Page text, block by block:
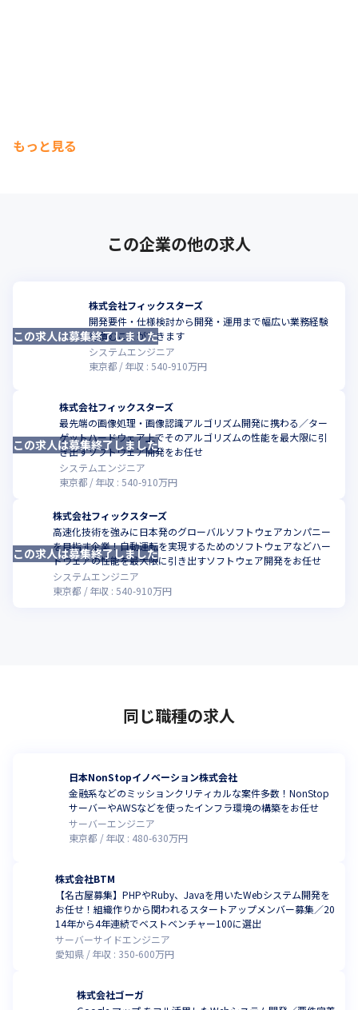
もっと見る
この企業の他の求人
株式会社フィックスターズ
開発要件・仕様検討から開発・運用まで幅広い業務経験
を積むことができます
システムエンジニア
東京都
年収 :540-910万円
この求人は募集終了しました
株式会社フィックスターズ
最先端の画像処理・画像認識アルゴリズム開発に携わる／ター
ゲットハードウェア上でそのアルゴリズムの性能を最大限に引
き出すソフトウェア開発をお任せ
システムエンジニア
東京都
年収 :540-910万円
この求人は募集終了しました
株式会社フィックスターズ
高速化技術を強みに日本発のグローバルソフトウェアカンパニー
を目指す企業！自動運転を実現するためのソフトウェアなどハー
ドウェアの性能を最大限に引き出すソフトウェア開発をお任せ
システムエンジニア
東京都
年収 :540-910万円
この求人は募集終了しました
同じ職種の求人
日本NonStopイノベーション株式会社
金融系などのミッションクリティカルな案件多数！NonStop
サーバーやAWSなどを使ったインフラ環境の構築をお任せ
サーバーエンジニア
東京都
年収 : 480-630万円
株式会社BTM
【名古屋募集】PHPやRuby、Javaを用いたWebシステム開発を
お任せ！組織作りから関われるスタートアップメンバー募集／20
14年から4年連続でベストベンチャー100に選出
サーバーサイドエンジニア
愛知県
年収 : 350-600万円
株式会社ゴーガ